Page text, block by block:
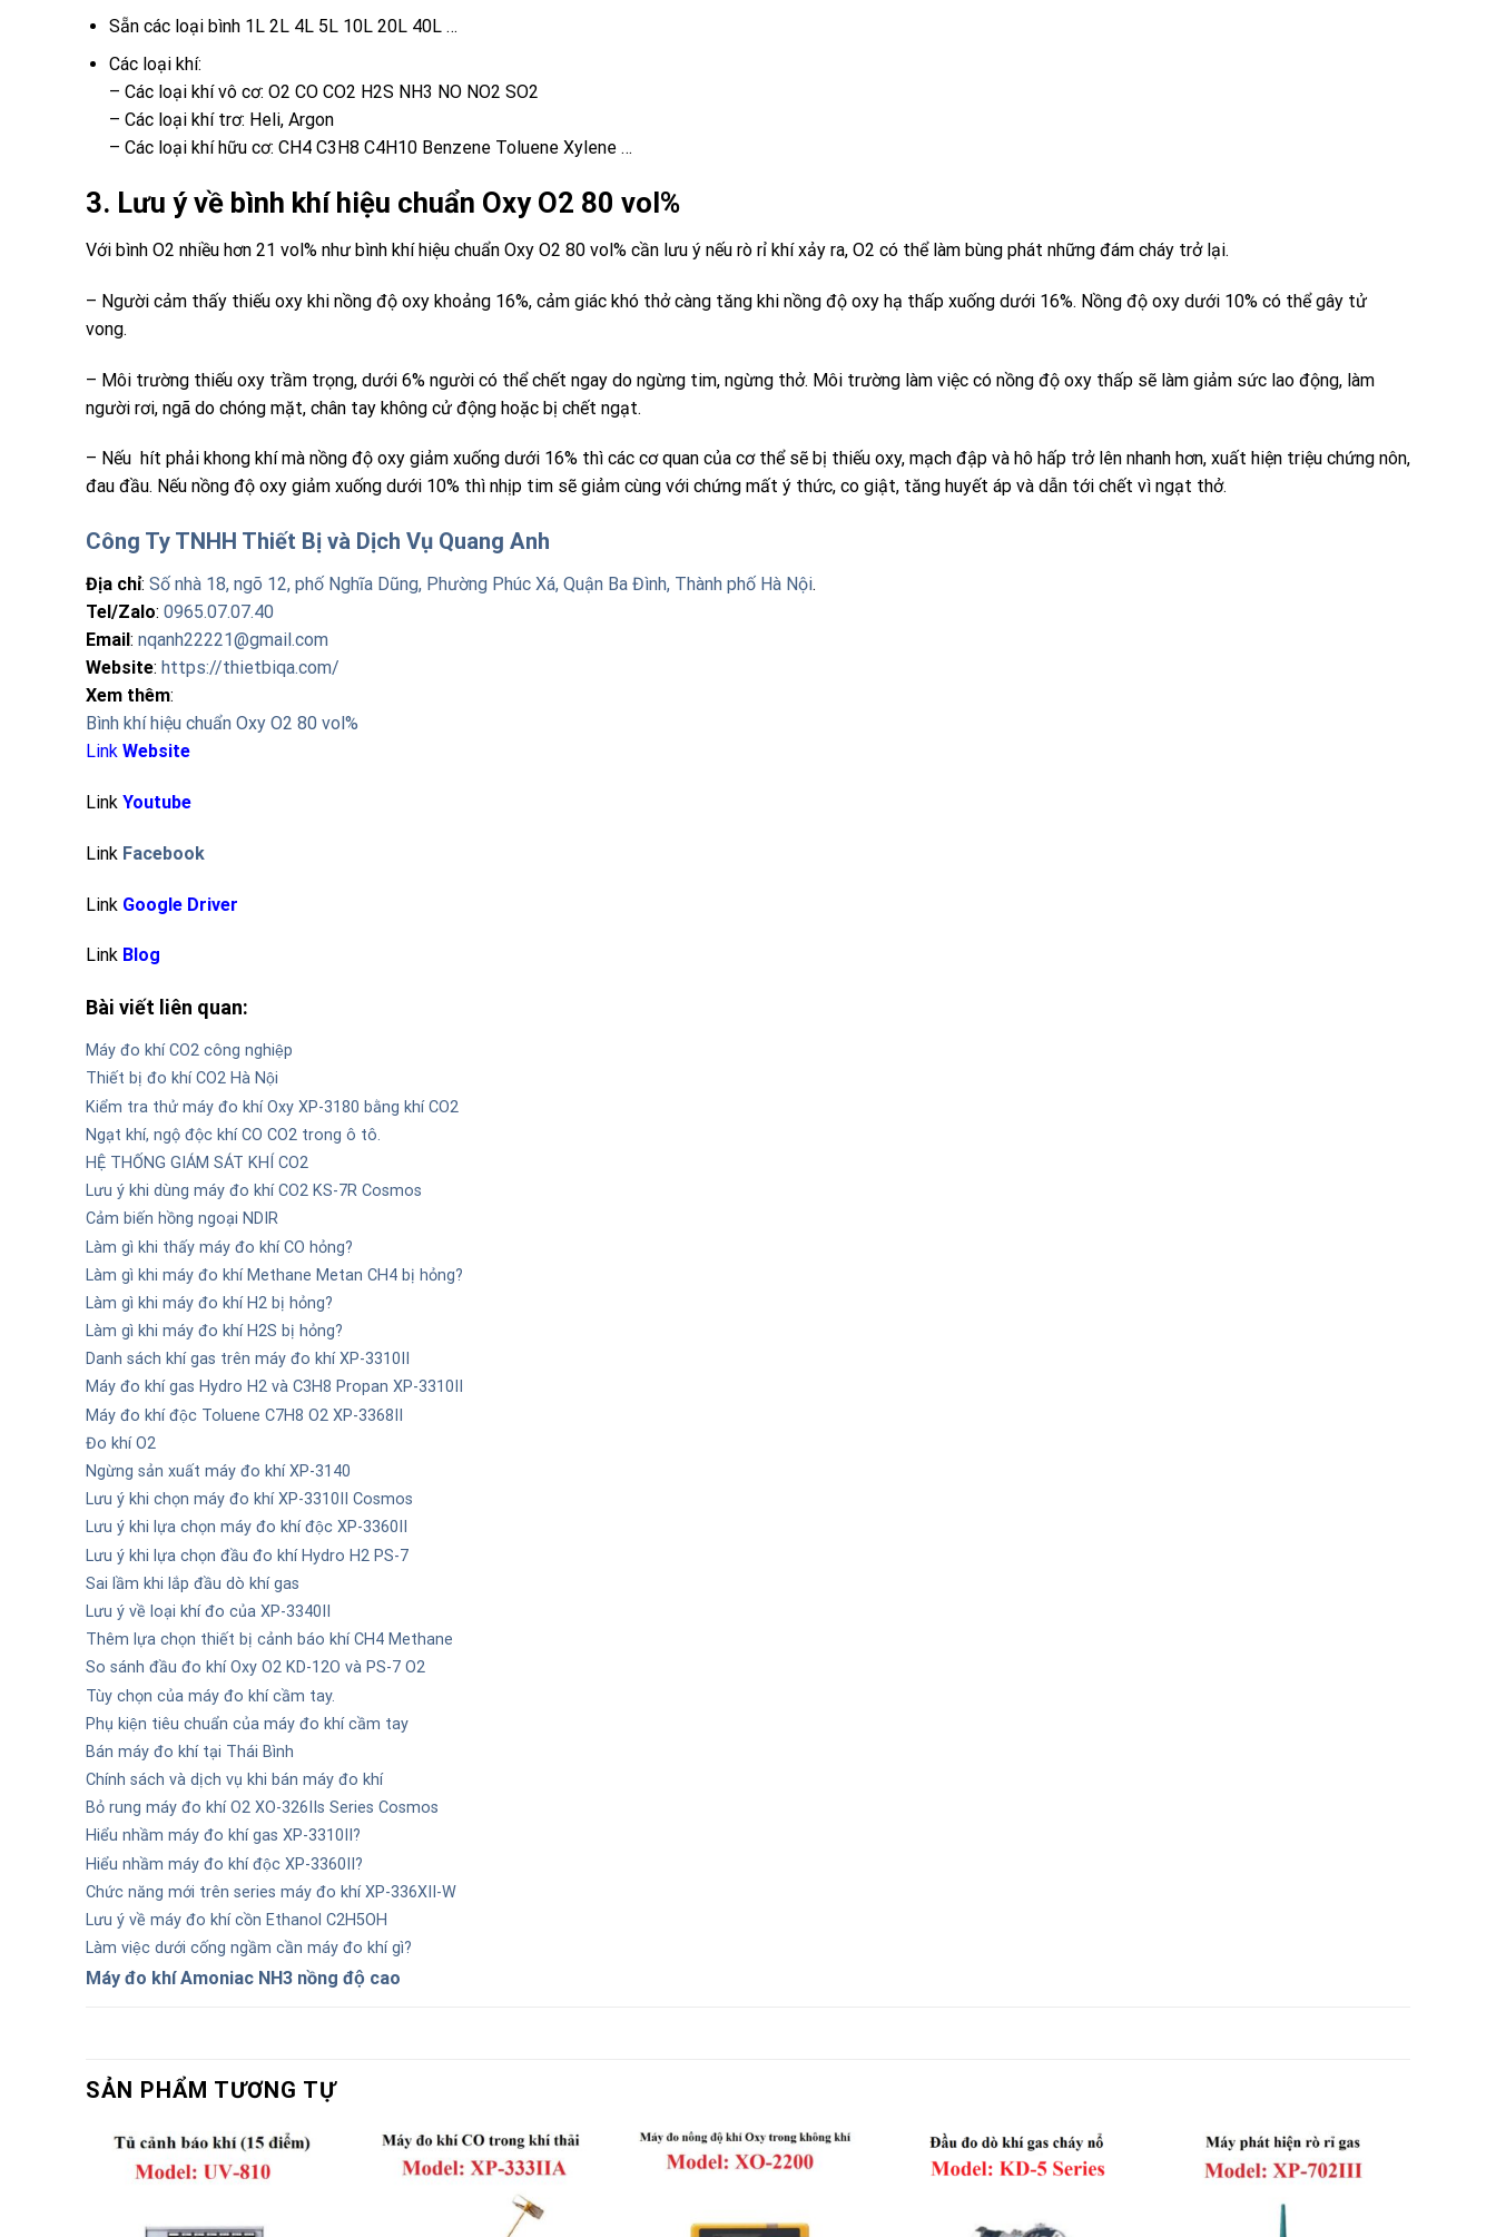
Sẵn các loại bình 1L 2L 4L 5L 10L 20L 40L …
Các loại khí:
– Các loại khí vô cơ: O2 CO CO2 H2S NH3 NO NO2 SO2
– Các loại khí trơ: Heli, Argon
– Các loại khí hữu cơ: CH4 C3H8 C4H10 Benzene Toluene Xylene …
3. Lưu ý về bình khí hiệu chuẩn Oxy O2 80 vol%
Với bình O2 nhiều hơn 21 vol% như bình khí hiệu chuẩn Oxy O2 80 vol% cần lưu ý nếu rò rỉ khí xảy ra, O2 có thể làm bùng phát những đám cháy trở lại.
– Người cảm thấy thiếu oxy khi nồng độ oxy khoảng 16%, cảm giác khó thở càng tăng khi nồng độ oxy hạ thấp xuống dưới 16%. Nồng độ oxy dưới 10% có thể gây tử
vong.
– Môi trường thiếu oxy trầm trọng, dưới 6% người có thể chết ngay do ngừng tim, ngừng thở. Môi trường làm việc có nồng độ oxy thấp sẽ làm giảm sức lao động, làm
người rơi, ngã do chóng mặt, chân tay không cử động hoặc bị chết ngạt.
– Nếu hít phải khong khí mà nồng độ oxy giảm xuống dưới 16% thì các cơ quan của cơ thể sẽ bị thiếu oxy, mạch đập và hô hấp trở lên nhanh hơn, xuất hiện triệu chứng nôn,
đau đầu. Nếu nồng độ oxy giảm xuống dưới 10% thì nhịp tim sẽ giảm cùng với chứng mất ý thức, co giật, tăng huyết áp và dẫn tới chết vì ngạt thở.
Công Ty TNHH Thiết Bị và Dịch Vụ Quang Anh
Địa chỉ: Số nhà 18, ngõ 12, phố Nghĩa Dũng, Phường Phúc Xá, Quận Ba Đình, Thành phố Hà Nội.
Tel/Zalo: 0965.07.07.40
Email : nqanh22221@gmail.com
Website: https://thietbiqa.com/
Xem thêm:
Bình khí hiệu chuẩn Oxy O2 80 vol%
Link Website
Link Youtube
Link Facebook
Link Google Driver
Link Blog
Bài viết liên quan:
Máy đo khí CO2 công nghiệp
Thiết bị đo khí CO2 Hà Nội
Kiểm tra thử máy đo khí Oxy XP-3180 bằng khí CO2
Ngạt khí, ngộ độc khí CO CO2 trong ô tô.
HỆ THỐNG GIÁM SÁT KHÍ CO2
Lưu ý khi dùng máy đo khí CO2 KS-7R Cosmos
Cảm biến hồng ngoại NDIR
Làm gì khi thấy máy đo khí CO hỏng?
Làm gì khi máy đo khí Methane Metan CH4 bị hỏng?
Làm gì khi máy đo khí H2 bị hỏng?
Làm gì khi máy đo khí H2S bị hỏng?
Danh sách khí gas trên máy đo khí XP-3310II
Máy đo khí gas Hydro H2 và C3H8 Propan XP-3310II
Máy đo khí độc Toluene C7H8 O2 XP-3368II
Đo khí O2
Ngừng sản xuất máy đo khí XP-3140
Lưu ý khi chọn máy đo khí XP-3310II Cosmos
Lưu ý khi lựa chọn máy đo khí độc XP-3360II
Lưu ý khi lựa chọn đầu đo khí Hydro H2 PS-7
Sai lầm khi lắp đầu dò khí gas
Lưu ý về loại khí đo của XP-3340II
Thêm lựa chọn thiết bị cảnh báo khí CH4 Methane
So sánh đầu đo khí Oxy O2 KD-12O và PS-7 O2
Tùy chọn của máy đo khí cầm tay.
Phụ kiện tiêu chuẩn của máy đo khí cầm tay
Bán máy đo khí tại Thái Bình
Chính sách và dịch vụ khi bán máy đo khí
Bỏ rung máy đo khí O2 XO-326IIs Series Cosmos
Hiểu nhầm máy đo khí gas XP-3310II?
Hiểu nhầm máy đo khí độc XP-3360II?
Chức năng mới trên series máy đo khí XP-336XII-W
Lưu ý về máy đo khí cồn Ethanol C2H5OH
Làm việc dưới cống ngầm cần máy đo khí gì?
Máy đo khí Amoniac NH3 nồng độ cao
SẢN PHẨM TƯƠNG TỰ